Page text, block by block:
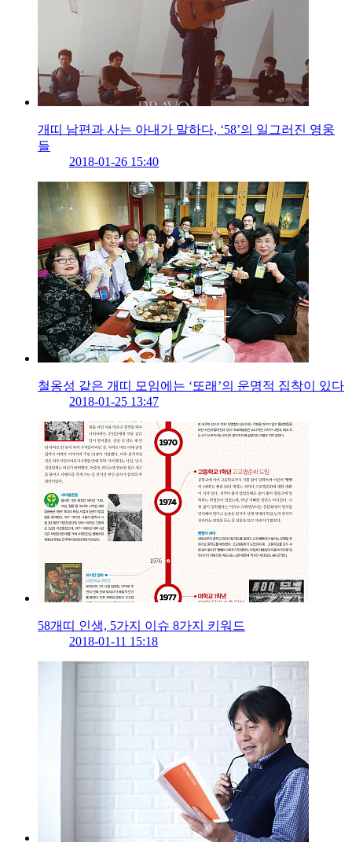
개띠 남편과 사는 아내가 말하다, ‘58’의 일그러진 영웅
들
2018-01-26 15:40
철옹성 같은 개띠 모임에는 ‘또래’의 운명적 집착이 있다
2018-01-25 13:47
58개띠 인생, 5가지 이슈 8가지 키워드
2018-01-11 15:18